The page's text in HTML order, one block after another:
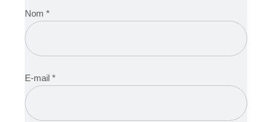
Nom *
E-mail *